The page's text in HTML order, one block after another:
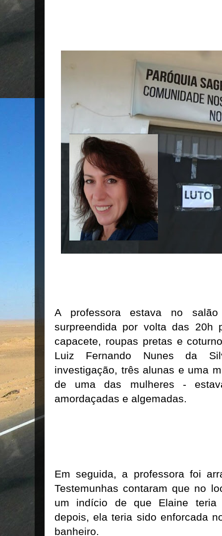
A professora estava no
surpreendida por volta das 20h
capacete, roupas pretas e
Luiz Fernando Nunes da
investigação, três alunas e uma
de uma das mulheres -
amordaçadas e algemadas.
Em seguida, a professora foi
Testemunhas contaram que no
um indício de que Elaine teria
depois, ela teria sido enforcada
banheiro.